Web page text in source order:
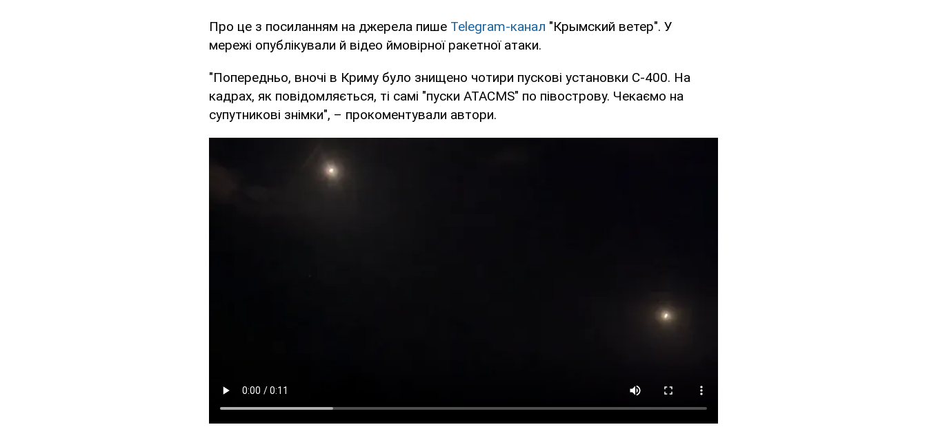
Про це з посиланням на джерела пише Telegram-канал "Крымский ветер". У
мережі опублікували й відео ймовірної ракетної атаки.
"Попередньо, вночі в Криму було знищено чотири пускові установки С-400. На
кадрах, як повідомляється, ті самі "пуски ATACMS" по півострову. Чекаємо на
супутникові знімки", – прокоментували автори.